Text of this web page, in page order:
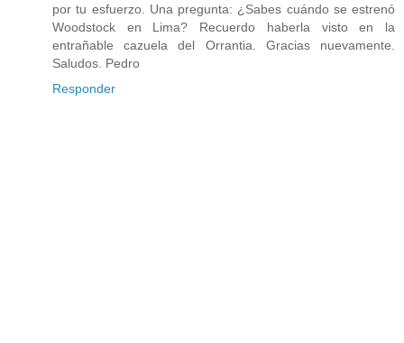
por tu esfuerzo. Una pregunta: ¿Sabes cuándo se estrenó
Woodstock en Lima? Recuerdo haberla visto en la
entrañable cazuela del Orrantia. Gracias nuevamente.
Saludos. Pedro
Responder